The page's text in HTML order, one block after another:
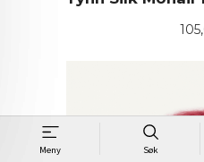
Meny Søk
Pris